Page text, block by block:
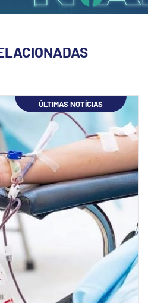
ÚLTIMAS NOTÍCIAS